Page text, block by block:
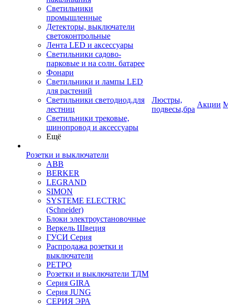
Светильники
промышленные
Детекторы, выключатели
светоконтрольные
Лента LED и аксессуары
Светильники садово-
парковые и на солн. батарее
Фонари
Светильники и лампы LED
для растений
Светильники светодиод.для
лестниц
Светильники трековые,
шинопровод и аксессуары
Ещё
Розетки и выключатели
ABB
BERKER
LEGRAND
SIMON
SYSTEME ELECTRIC
(Schneider)
Блоки электроустановочные
Веркель Швеция
ГУСИ Серия
Распродажа розетки и
выключатели
РЕТРО
Розетки и выключатели ТДМ
Серия GIRA
Серия JUNG
СЕРИЯ ЭРА
Люстры,
подвесы,бра
Акции